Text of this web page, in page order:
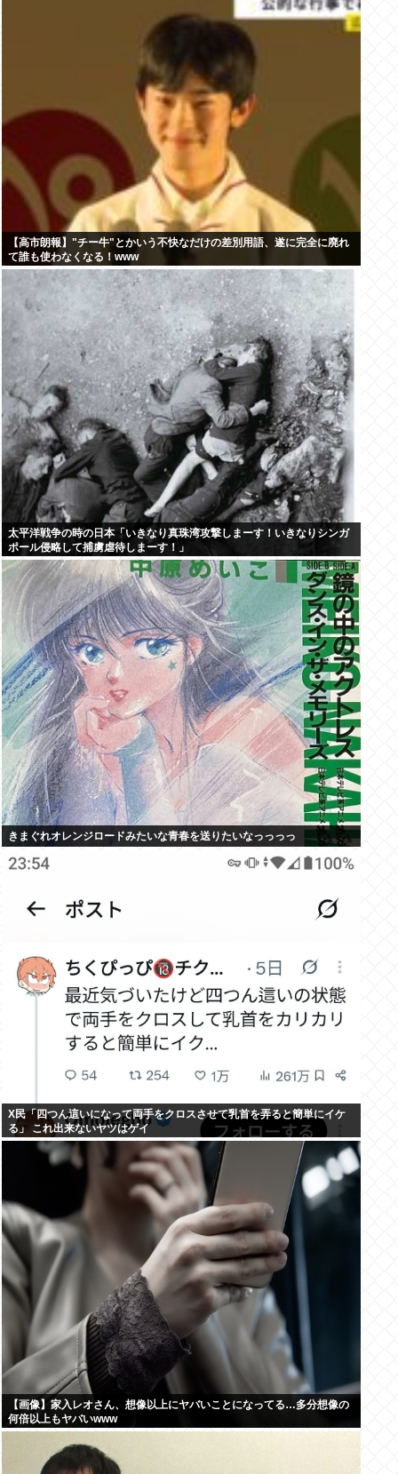
【高市朗報】"チー牛"とかいう不快なだけの差別用語、遂に完全に廃れ
て誰も使わなくなる！www
太平洋戦争の時の日本「いきなり真珠湾攻撃しまーす！いきなりシンガ
ポール侵略して捕虜虐待しまーす！」
きまぐれオレンジロードみたいな青春を送りたいなっっっっ
X民「四つん這いになって両手をクロスさせて乳首を弄ると簡単にイケ
る」 これ出来ないヤツはゲイ
【画像】家入レオさん、想像以上にヤバいことになってる…多分想像の
何倍以上もヤバいwww